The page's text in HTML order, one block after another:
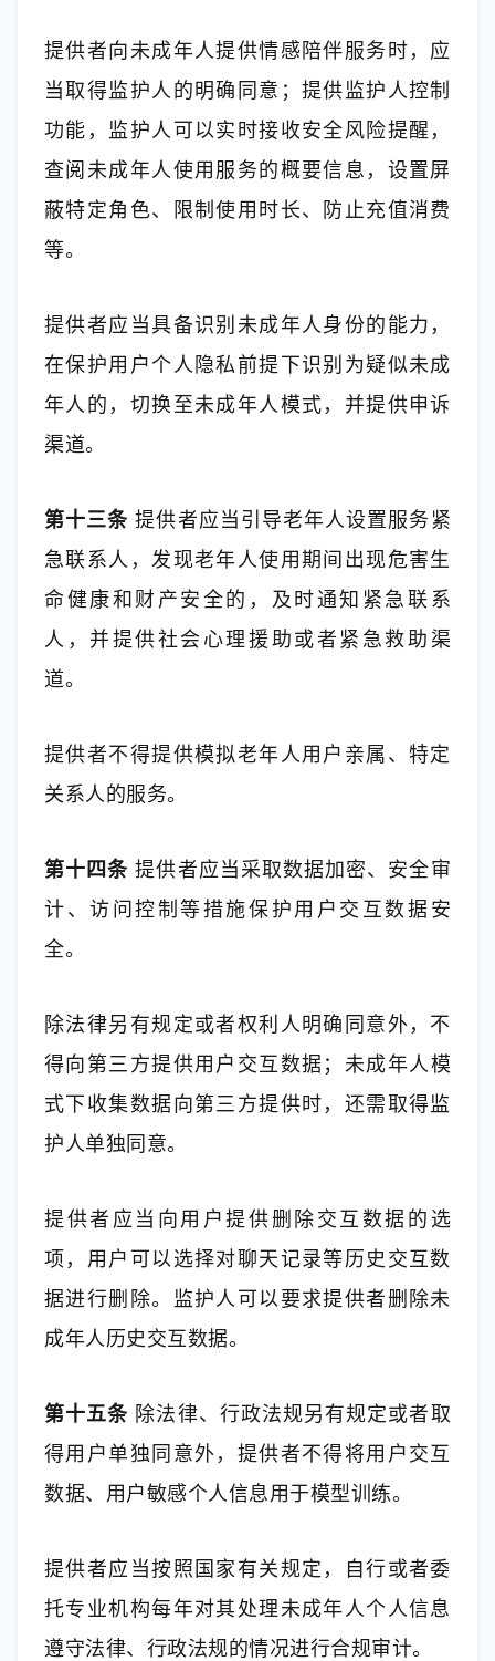
提供者向未成年人提供情感陪伴服务时，应
当取得监护人的明确同意；提供监护人控制
功能，监护人可以实时接收安全风险提醒，
查阅未成年人使用服务的概要信息，设置屏
蔽特定角色、限制使用时长、防止充值消费
等。
提供者应当具备识别未成年人身份的能力，
在保护用户个人隐私前提下识别为疑似未成
年人的，切换至未成年人模式，并提供申诉
渠道。
第十三条 提供者应当引导老年人设置服务紧
急联系人，发现老年人使用期间出现危害生
命健康和财产安全的，及时通知紧急联系
人，并提供社会心理援助或者紧急救助渠
道。
提供者不得提供模拟老年人用户亲属、特定
关系人的服务。
第十四条 提供者应当采取数据加密、安全审
计、访问控制等措施保护用户交互数据安
全。
除法律另有规定或者权利人明确同意外，不
得向第三方提供用户交互数据；未成年人模
式下收集数据向第三方提供时，还需取得监
护人单独同意。
提供者应当向用户提供删除交互数据的选
项，用户可以选择对聊天记录等历史交互数
据进行删除。监护人可以要求提供者删除未
成年人历史交互数据。
第十五条 除法律、行政法规另有规定或者取
得用户单独同意外，提供者不得将用户交互
数据、用户敏感个人信息用于模型训练。
提供者应当按照国家有关规定，自行或者委
托专业机构每年对其处理未成年人个人信息
遵守法律、行政法规的情况进行合规审计。